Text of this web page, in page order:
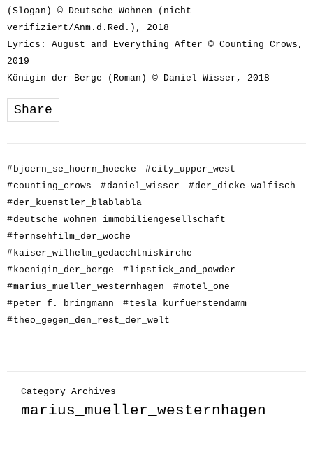
(Slogan) © Deutsche Wohnen (nicht
verifiziert/Anm.d.Red.), 2018
Lyrics: August and Everything After © Counting Crows,
2019
Königin der Berge (Roman) © Daniel Wisser, 2018
Share
#bjoern_se_hoern_hoecke #city_upper_west
#counting_crows #daniel_wisser #der_dicke-walfisch
#der_kuenstler_blablabla
#deutsche_wohnen_immobiliengesellschaft
#fernsehfilm_der_woche
#kaiser_wilhelm_gedaechtniskirche
#koenigin_der_berge #lipstick_and_powder
#marius_mueller_westernhagen #motel_one
#peter_f._bringmann #tesla_kurfuerstendamm
#theo_gegen_den_rest_der_welt
Category Archives
marius_mueller_westernhagen